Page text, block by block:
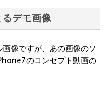
デモ画像
像ですが、あの画像のソ
のコンセプト動画の